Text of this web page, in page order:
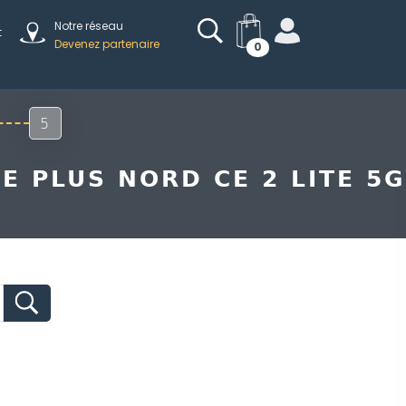
Notre réseau
Devenez partenaire
0
5
PLUS NORD CE 2 LITE 5G